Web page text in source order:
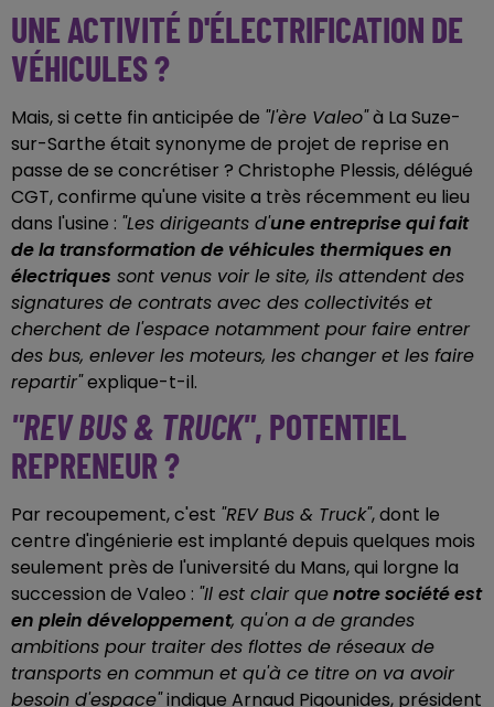
UNE ACTIVITÉ D'ÉLECTRIFICATION DE
VÉHICULES ?
Mais, si cette fin anticipée de "l'ère Valeo"à La Suze-
sur-Sarthe était synonyme de projet de reprise en
passe de se concrétiser ? Christophe Plessis, délégué
CGT, confirme qu'une visite a très récemment eu lieu
dans l'usine : "Les dirigeants d'une entreprise qui fait
de la transformation de véhicules thermiques en
électriques sont venus voir le site, ils attendent des
signatures de contrats avec des collectivités et
cherchent de l'espace notamment pour faire entrer
des bus, enlever les moteurs, les changer et les faire
repartir"explique-t-il.
"REV BUS & TRUCK", POTENTIEL
REPRENEUR ?
Par recoupement, c'est "REV Bus & Truck", dont le
centre d'ingénierie est implanté depuis quelques mois
seulement près de l'université du Mans, qui lorgne la
succession de Valeo : "Il est clair quenotre société est
en plein développement, qu'on a de grandes
ambitions pour traiter des flottes de réseaux de
transports en commun et qu'à ce titre on va avoir
besoin d'espace"indique Arnaud Pigounides, président